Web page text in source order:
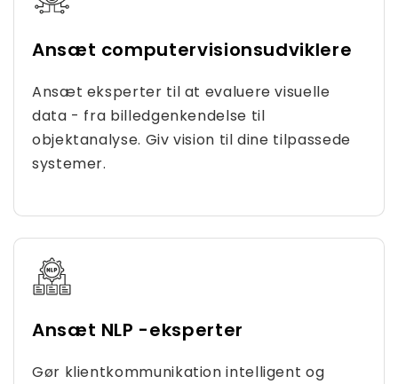
Ansæt computervisionsudviklere
Ansæt eksperter til at evaluere visuelle
data - fra billedgenkendelse til
objektanalyse. Giv vision til dine tilpassede
systemer.
Ansæt NLP -eksperter
Gør klientkommunikation intelligent og